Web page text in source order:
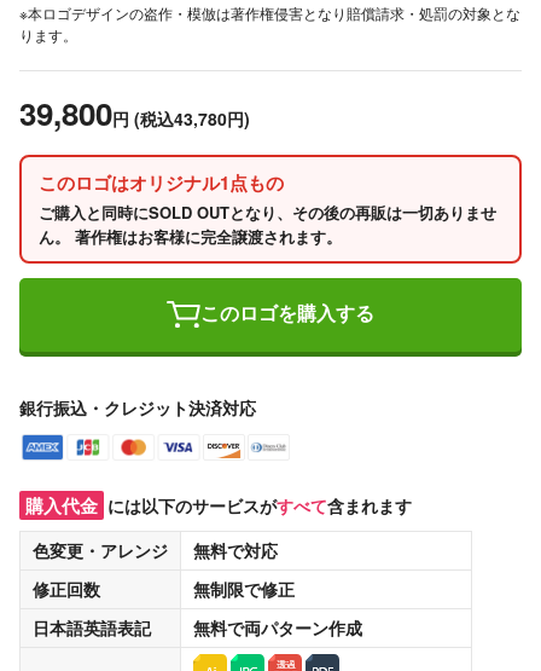
※本ロゴデザインの盗作・模倣は著作権侵害となり賠償請求・処罰の対象とな
ります。
39,800円 (税込43,780円)
このロゴはオリジナル1点もの
ご購入と同時にSOLD OUTとなり、その後の再販は一切ありませ
ん。 著作権はお客様に完全譲渡されます。
このロゴを購入する
銀行振込・クレジット決済対応
購入代金 には以下のサービスがすべて含まれます
色変更・アレンジ
無料で対応
修正回数
無制限で修正
日本語英語表記
無料で両パターン作成